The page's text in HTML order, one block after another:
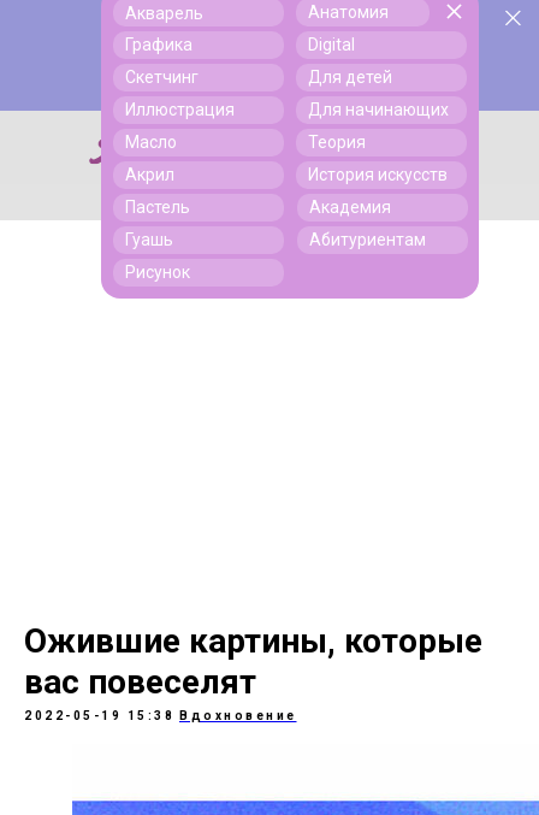
Поиск
Поиск
Акварель
Графика
Скетчинг
Иллюстрация
Масло
Акрил
Пастель
Гуашь
Рисунок
Анатомия
Digital
Для детей
Для начинающих
Теория
История искусств
Академия
Абитуриентам
Ожившие картины, которые
вас повеселят
2022-05-19 15:38 Вдохновение